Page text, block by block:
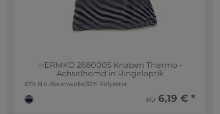
HERMKO 2680005 Knaben Thermo -
Achselhemd in Ringeloptik
67% Bio-Baumwolle/33% Polyester
ab 6,19 € *